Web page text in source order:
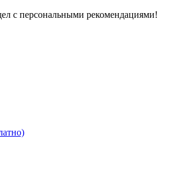
с персональными рекомендациями!